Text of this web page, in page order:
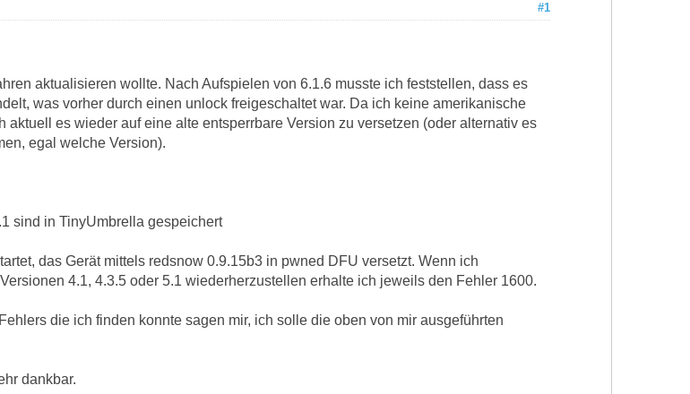
#1
aktualisieren wollte. Nach Aufspielen von 6.1.6 musste ich feststellen, dass es
was vorher durch einen unlock freigeschaltet war. Da ich keine amerikanische
aktuell es wieder auf eine alte entsperrbare Version zu versetzen (oder alternativ es
egal welche Version).
sind in TinyUmbrella gespeichert
das Gerät mittels redsnow 0.9.15b3 in pwned DFU versetzt. Wenn ich
4.1, 4.3.5 oder 5.1 wiederherzustellen erhalte ich jeweils den Fehler 1600.
die ich finden konnte sagen mir, ich solle die oben von mir ausgeführten
dankbar.